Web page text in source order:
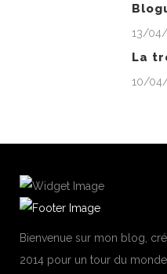
13/
La
10/
Bienvenue sur mon blog,
2014 pour un tour du